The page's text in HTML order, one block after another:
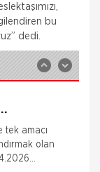
bu
dedi.
Acentelerini
tek amacı
olan